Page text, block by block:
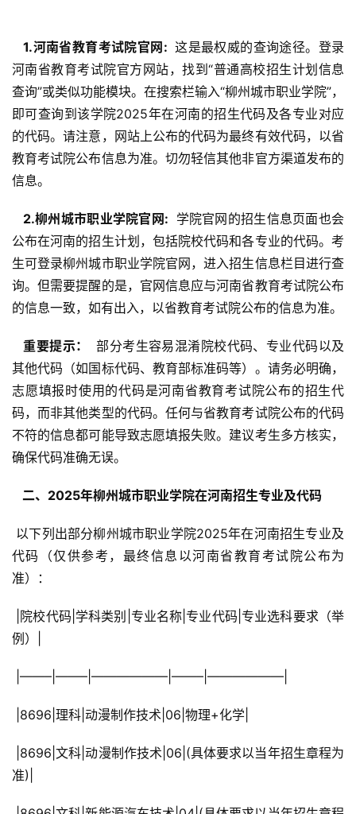
  1.河南省教育考试院官网:
这是最权威的查询途径。登录
河南省教育考试院官方网站，找到“普通高校招生计划信息
查询”或类似功能模块。在搜索栏输入“柳州城市职业学院”，
即可查询到该学院2025年在河南的招生代码及各专业对应
的代码。请注意，网站上公布的代码为最终有效代码，以省
教育考试院公布信息为准。切勿轻信其他非官方渠道发布的
信息。
  2.柳州城市职业学院官网:
学院官网的招生信息页面也会
公布在河南的招生计划，包括院校代码和各专业的代码。考
生可登录柳州城市职业学院官网，进入招生信息栏目进行查
询。但需要提醒的是，官网信息应与河南省教育考试院公布
的信息一致，如有出入，以省教育考试院公布的信息为准。
  重要提示：
部分考生容易混淆院校代码、专业代码以及
其他代码（如国标代码、教育部标准码等）。请务必明确，
志愿填报时使用的代码是河南省教育考试院公布的招生代
码，而非其他类型的代码。任何与省教育考试院公布的代码
不符的信息都可能导致志愿填报失败。建议考生多方核实，
确保代码准确无误。
  二、2025年柳州城市职业学院在河南招生专业及代码
代码（仅供参考，最终信息以河南省教育考试院公布为
准）：
例）|
|——–|——–|——————|——–|——————|
|8696|理科|动漫制作技术|06|物理+化学|
准)|